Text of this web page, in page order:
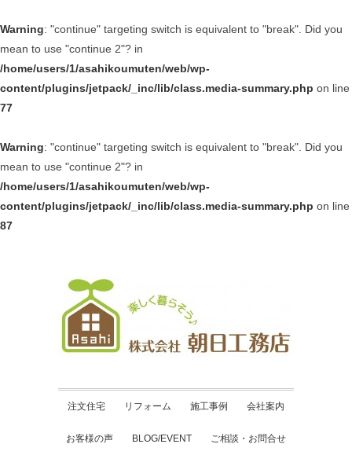
Warning: "continue" targeting switch is equivalent to "break". Did you
mean to use "continue 2"? in
/home/users/1/asahikoumuten/web/wp-
content/plugins/jetpack/_inc/lib/class.media-summary.php on line
77
Warning: "continue" targeting switch is equivalent to "break". Did you
mean to use "continue 2"? in
/home/users/1/asahikoumuten/web/wp-
content/plugins/jetpack/_inc/lib/class.media-summary.php on line
87
注文住宅 リフォーム 施工事例 会社案内
お客様の声 BLOG/EVENT ご相談・お問合せ